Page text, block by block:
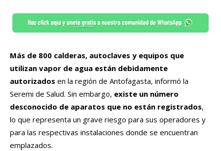
Más de 800 calderas, autoclaves y equipos que
utilizan vapor de agua están debidamente
autorizados en la región de Antofagasta, informó la
Seremi de Salud. Sin embargo, existe un número
desconocido de aparatos que no están registrados,
lo que representa un grave riesgo para sus operadores y
para las respectivas instalaciones donde se encuentran
emplazados.